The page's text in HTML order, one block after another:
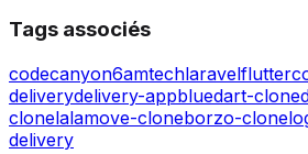
Tags associés
codecanyon6amtechlaravelflutter
deliverydelivery-appbluedart-clone
clonelalamove-cloneborzo-clone
delivery